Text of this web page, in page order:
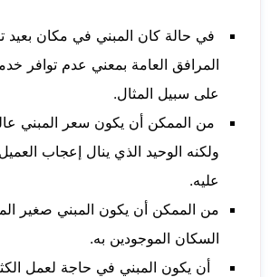
في حالة كان المبني في مكان بعيد
المرافق العامة بمعني عدم توافر
على سبيل المثال.
من الممكن أن يكون سعر المبني
ولكنه الوحيد الذي ينال إعجاب
عليه.
من الممكن أن يكون المبني صغير
السكان الموجودين به.
أن يكون المبني في حاجة لعمل